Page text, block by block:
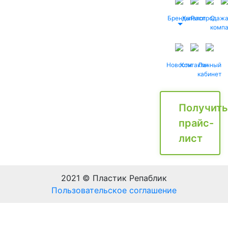
БрендыКаталог
Распродажа
О
НовостиКонтактыЛичный
кабинет
Получить
прайс-
лист
2021 © Пластик Репаблик
Пользовательское соглашение